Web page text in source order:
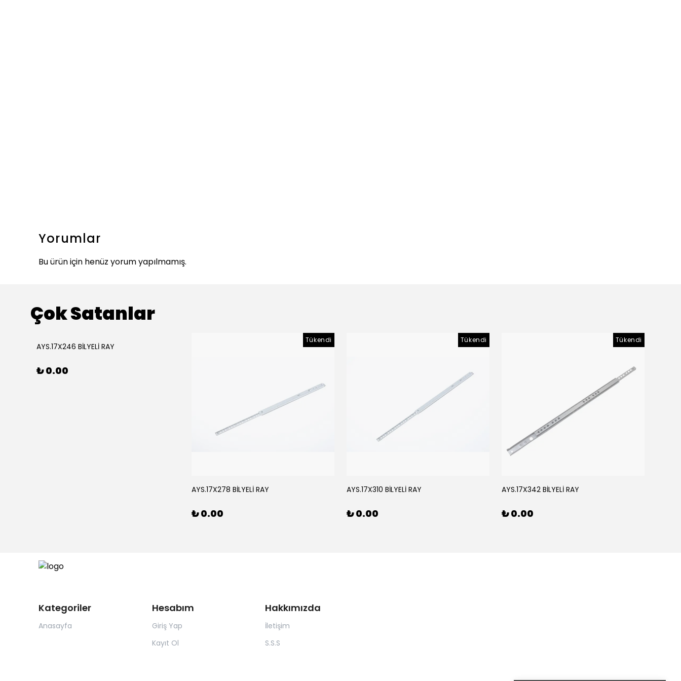
Yorumlar
Bu ürün için henüz yorum yapılmamış.
Çok Satanlar
AYS.17X246 BİLYELİ RAY
₺ 0.00
Tükendi
AYS.17X278 BİLYELİ RAY
₺ 0.00
Tükendi
AYS.17X310 BİLYELİ RAY
₺ 0.00
Tükendi
AYS.17X342 BİLYELİ RAY
₺ 0.00
Kategoriler
Anasayfa
Hesabım
Giriş Yap
Kayıt Ol
Hakkımızda
İletişim
S.S.S